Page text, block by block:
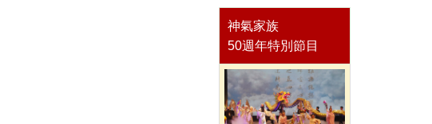
神氣家族
50週年特別節目